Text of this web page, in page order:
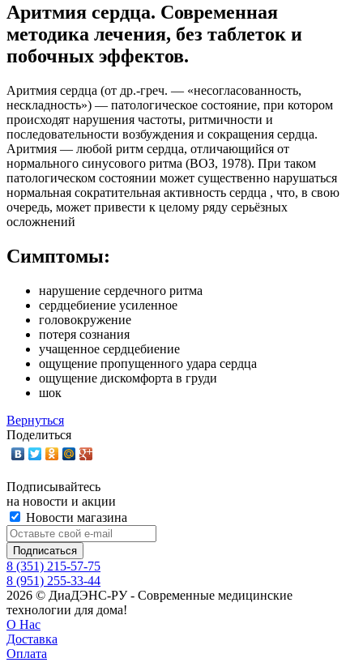
Аритмия сердца. Современная
методика лечения, без таблеток и
побочных эффектов.
Аритмия сердца (от др.-греч. — «несогласованность,
нескладность») — патологическое состояние, при котором
происходят нарушения частоты, ритмичности и
последовательности возбуждения и сокращения сердца.
Аритмия — любой ритм сердца, отличающийся от
нормального синусового ритма (ВОЗ, 1978). При таком
патологическом состоянии может существенно нарушаться
нормальная сократительная активность сердца , что, в свою
очередь, может привести к целому ряду серьёзных
осложнений
Симптомы:
нарушение сердечного ритма
сердцебиение усиленное
головокружение
потеря сознания
учащенное сердцебиение
ощущение пропущенного удара сердца
ощущение дискомфорта в груди
шок
Вернуться
Поделиться
Подписывайтесь
на новости и акции
Новости магазина
8 (351) 215-57-75
8 (951) 255-33-44
2026 © ДиаДЭНС-РУ - Современные медицинские
технологии для дома!
О Нас
Доставка
Оплата